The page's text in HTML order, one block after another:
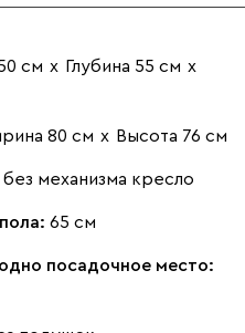
Молочный
см х Глубина 55 см х
80 см х Высота 76 см
без механизма кресло
65 см
посадочное место: